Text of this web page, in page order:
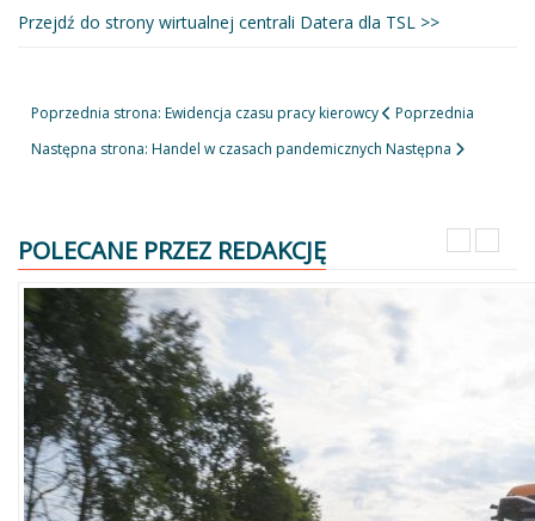
Przejdź do strony wirtualnej centrali Datera dla TSL >>
Poprzednia strona: Ewidencja czasu pracy kierowcy
Poprzednia
Następna strona: Handel w czasach pandemicznych Następna
POLECANE PRZEZ REDAKCJĘ